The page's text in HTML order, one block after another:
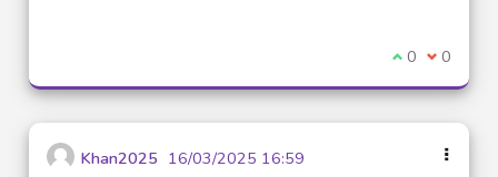
Je suis
0 Je ne
0
Khan2025 16/03/2025 16:59